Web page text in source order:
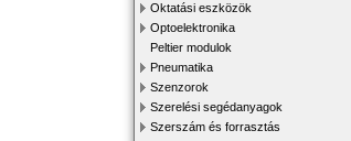
Oktatási eszközök
Optoelektronika
Peltier modulok
Pneumatika
Szenzorok
Szerelési segédanyagok
Szerszám és forrasztás